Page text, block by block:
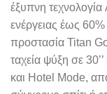
έξυπνη
ενέργειας έως
προστασία Titan
ταχεία ψύξη σε
και Hotel Mode,